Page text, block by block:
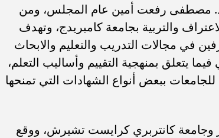
د. مصطفى رفعت أمين عام المجلس، ومن
والتربية بجامعة كامبريدج، وتهدف
في مجالات التدريب والتعليم والابحاث
يتعلق بمنهجية التقييم وأساليب التعلم،
ببعض أنواع الشهادات التي تمنحها
وجامعة كانتربري كرايست تشيرش، ووقع